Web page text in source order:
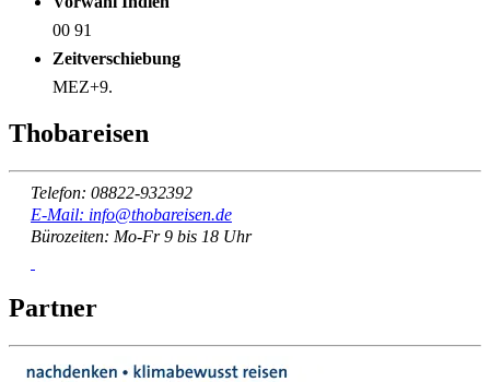
00 91
Zeitverschiebung
MEZ+9.
Thobareisen
Telefon: 08822-932392
E-Mail: info@thobareisen.de
Bürozeiten: Mo-Fr 9 bis 18 Uhr
Partner